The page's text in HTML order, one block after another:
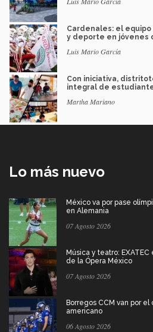
Cardenales: el
y deporte en jóvenes
Luis Mario García
Con iniciativa,
integral de
Martha Mariano
Lo más nuevo
México va por pase
en Alemania
07 Agosto 2026
Música y teatro:
de la Ópera México
07 Agosto 2026
Borregos CCM van por
americano
06 Agosto 2026